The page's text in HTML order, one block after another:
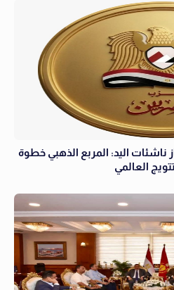
ناشئات اليد: المربع الذهبي خطوة
العالمي